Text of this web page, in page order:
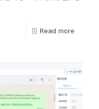
Read more